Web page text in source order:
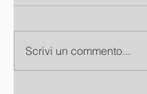
Scrivi un commento...